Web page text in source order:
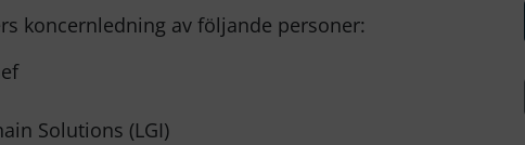
koncernledning av följande personer:
Solutions (LGI)